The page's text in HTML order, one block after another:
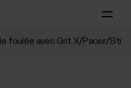
foulée avec Grit X/Pacer/